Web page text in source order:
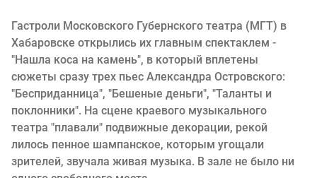
Гастроли Московского Губернского театра (МГТ) в
Хабаровске открылись их главным спектаклем -
"Нашла коса на камень", в который вплетены
сюжеты сразу трех пьес Александра Островского:
"Бесприданница", "Бешеные деньги", "Таланты и
поклонники". На сцене краевого музыкального
театра "плавали" подвижные декорации, рекой
лилось пенное шампанское, которым угощали
зрителей, звучала живая музыка. В зале не было ни